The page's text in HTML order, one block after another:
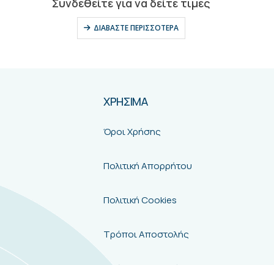
ΔΙΑΒΆΣΤΕ ΠΕΡΙΣΣΌΤΕΡΑ
ΧΡΗΣΙΜΑ
Όροι Χρήσης
Πολιτική Απορρήτου
Πολιτική Cookies
Τρόποι Αποστολής